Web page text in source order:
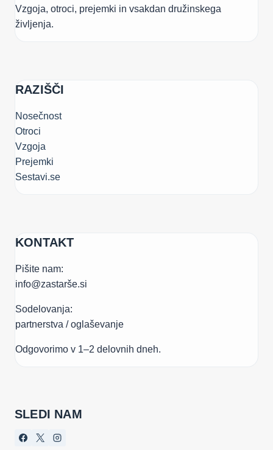
Vzgoja, otroci, prejemki in vsakdan družinskega
življenja.
RAZIŠČI
Nosečnost
Otroci
Vzgoja
Prejemki
Sestavi.se
KONTAKT
Pišite nam:
info@zastarše.si
Sodelovanja:
partnerstva / oglaševanje
Odgovorimo v 1–2 delovnih dneh.
SLEDI NAM